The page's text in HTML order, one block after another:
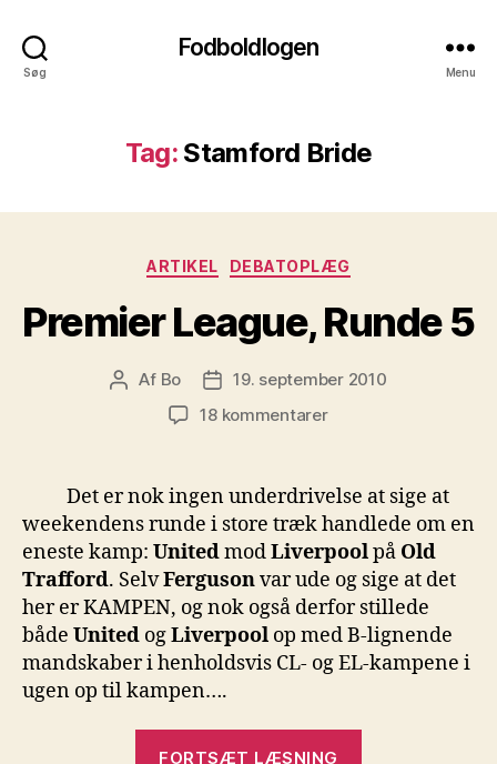
Søg
Fodboldlogen
Menu
Tag: Stamford Bride
Kategorier
ARTIKEL DEBATOPLÆG
Premier League, Runde 5
Indlægsforfatter
Af Bo Indlægsdato
19. september 2010
18 kommentarertil
Runde
Det er nok ingen underdrivelse at sige at
weekendens runde i store træk handlede om en
eneste kamp: UnitedmodLiverpoolpå Old
Trafford. SelvFergusonvar ude og sige at det
her er KAMPEN, og nok også derfor stillede
både United ogLiverpool op med B-lignende
mandskaber i henholdsvis CL- og EL-kampene i
ugen op til kampen….
FORTSÆT LÆSNING